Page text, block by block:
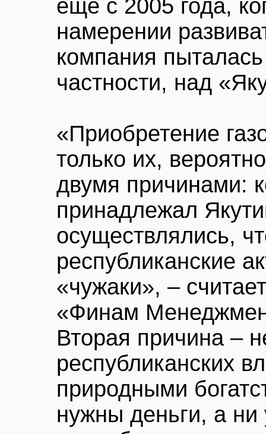
еще с 2005 года,
намерении
компания
частности, над
«Приобретение
только их,
двумя причинами:
принадлежал
осуществлялись,
республиканские
«чужаки», –
«Финам
Вторая причина –
республиканских
природными
нужны деньги, а